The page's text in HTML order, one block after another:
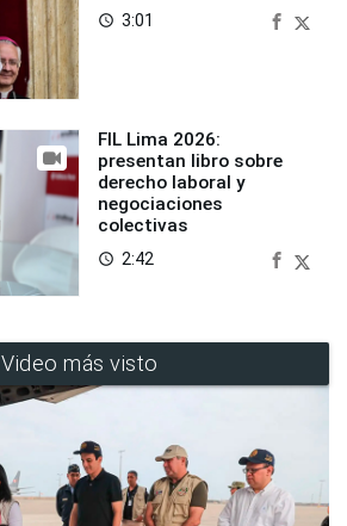
access_time 3:01
FIL Lima 2026:
presentan libro sobre
derecho laboral y
negociaciones
colectivas
access_time 2:42
Video más visto